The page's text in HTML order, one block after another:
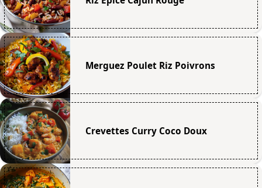
Merguez Poulet Riz Poivrons
Crevettes Curry Coco Doux